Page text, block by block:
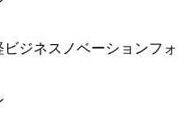
ビジネスノベーションフォ